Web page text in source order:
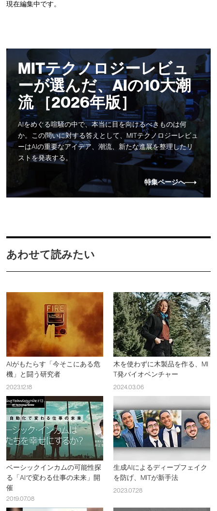
現在編集中です。
MITテクノロジーレビュ
ーが選んだ、AIの10大潮
流 ［2026年版］
AIをめぐる喧騒の中で、本当に目を向けるべきものは何
か。この問いに対する答えとして、MITテクノロジーレビュ
ーはAIの重要なアイデア、潮流、新たな進展を整理したリ
ストを発表する。
特集ページへ
あわせて読みたい
AIがもたらす「今そこにある危
機」と闘う研究者
2023.12.18
木を使わずに木製品を作る、MI
T発バイオベンチャー
2024.03.06
ベーシックインカムの可能性探
る「AIで変わる仕事の未来」開
催
2019.07.08
生成AIによるディープフェイク
を防げ、MITが新手法
2023.07.28